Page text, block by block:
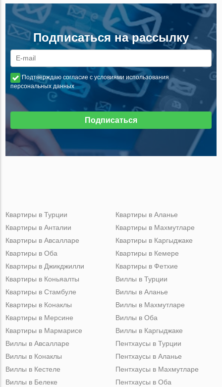
Подписаться на рассылку
Подтверждаю согласие с условиями использования
персональных данных
Подписаться
Квартиры в Турции
Квартиры в Анталии
Квартиры в Авсалларе
Квартиры в Оба
Квартиры в Джикджилли
Квартиры в Аланье
Квартиры в Махмутларе
Квартиры в Каргыджаке
Квартиры в Кемере
Квартиры в Фетхие
Квартиры в Коньяалты
Квартиры в Стамбуле
Квартиры в Конаклы
Квартиры в Мерсине
Квартиры в Мармарисе
Виллы в Турции
Виллы в Аланье
Виллы в Махмутларе
Виллы в Оба
Виллы в Каргыджаке
Виллы в Авсалларе
Виллы в Конаклы
Виллы в Кестеле
Виллы в Белеке
Пентхаусы в Турции
Пентхаусы в Аланье
Пентхаусы в Махмутларе
Пентхаусы в Оба